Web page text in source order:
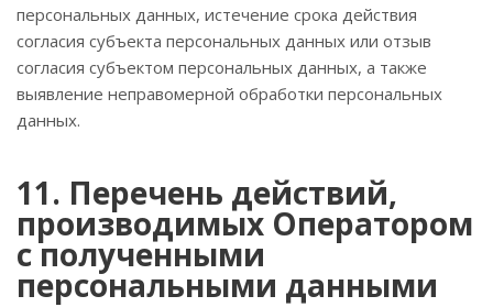
персональных данных, истечение срока действия
согласия субъекта персональных данных или отзыв
согласия субъектом персональных данных, а также
выявление неправомерной обработки персональных
данных.
11. Перечень действий,
производимых Оператором
с полученными
персональными данными